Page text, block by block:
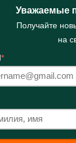
Уважаемые
Получайте
на
*